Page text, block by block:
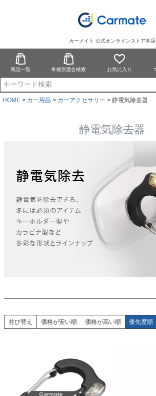
カーメイト 公式オンラインストア本店
商品一覧 車種別適合検索 お気に入り
HOME カー用品 カーアクセサリー 静電気除去器
静電気除去器
並び替え 価格が安い順 価格が高い順 優先度順